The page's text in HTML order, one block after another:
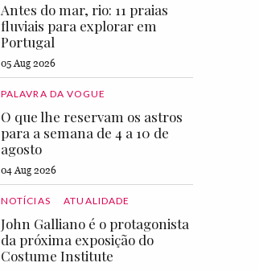
Antes do mar, rio: 11 praias
fluviais para explorar em
Portugal
05 Aug 2026
PALAVRA DA VOGUE
O que lhe reservam os astros
para a semana de 4 a 10 de
agosto
04 Aug 2026
NOTÍCIAS ATUALIDADE
John Galliano é o protagonista
da próxima exposição do
Costume Institute